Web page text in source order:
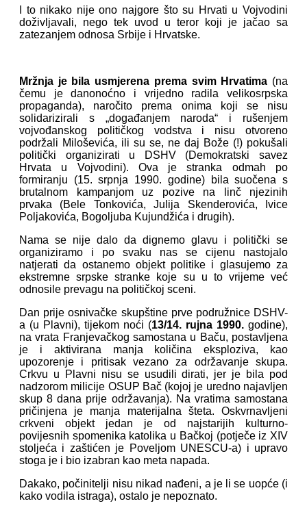
I to nikako nije ono najgore što su Hrvati u Vojvodini
doživljavali, nego tek uvod u teror koji je jačao sa
zatezanjem odnosa Srbije i Hrvatske.
Mržnja je bila usmjerena prema svim Hrvatima (na
čemu je danonoćno i vrijedno radila velikosrpska
propaganda), naročito prema onima koji se nisu
solidarizirali s „događanjem naroda“ i rušenjem
vojvođanskog političkog vodstva i nisu otvoreno
podržali Miloševića, ili su se, ne daj Bože (!) pokušali
politički organizirati u DSHV (Demokratski savez
Hrvata u Vojvodini). Ova je stranka odmah po
formiranju (15. srpnja 1990. godine) bila suočena s
brutalnom kampanjom uz pozive na linč njezinih
prvaka (Bele Tonkovića, Julija Skenderovića, Ivice
Poljakovića, Bogoljuba Kujundžića i drugih).
Nama se nije dalo da dignemo glavu i politički se
organiziramo i po svaku nas se cijenu nastojalo
natjerati da ostanemo objekt politike i glasujemo za
ekstremne srpske stranke koje su u to vrijeme već
odnosile prevagu na političkoj sceni.
Dan prije osnivačke skupštine prve podružnice DSHV-
a (u Plavni), tijekom noći (13/14. rujna 1990. godine),
na vrata Franjevačkog samostana u Baču, postavljena
je i aktivirana manja količina eksploziva, kao
upozorenje i pritisak vezano za održavanje skupa.
Crkvu u Plavni nisu se usudili dirati, jer je bila pod
nadzorom milicije OSUP Bač (kojoj je uredno najavljen
skup 8 dana prije održavanja). Na vratima samostana
pričinjena je manja materijalna šteta. Oskvrnavljeni
crkveni objekt jedan je od najstarijih kulturno-
povijesnih spomenika katolika u Bačkoj (potječe iz XIV
stoljeća i zaštićen je Poveljom UNESCU-a) i upravo
stoga je i bio izabran kao meta napada.
Dakako, počinitelji nisu nikad nađeni, a je li se uopće (i
kako vodila istraga), ostalo je nepoznato.